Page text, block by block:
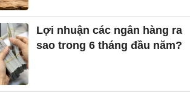
Lợi nhuận các ngân hàng ra
sao trong 6 tháng đầu năm?